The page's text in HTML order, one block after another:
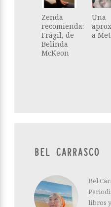
Zenda
recomienda:
Frágil, de
Belinda
McKeon
Una
a
BEL CARRASCO
Bel
libros